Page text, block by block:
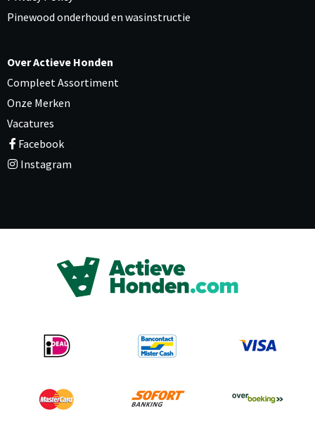
Pinewood onderhoud en wasinstructie
Over Actieve Honden
Compleet Assortiment
Onze Merken
Vacatures
Facebook
Instagram